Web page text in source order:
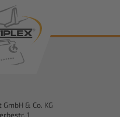
& Co. KG
1